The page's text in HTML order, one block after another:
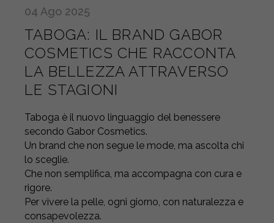
04 Ago 2025
TABOGA: IL BRAND GABOR
COSMETICS CHE RACCONTA
LA BELLEZZA ATTRAVERSO
LE STAGIONI
Taboga è il nuovo linguaggio del benessere
secondo Gabor Cosmetics.
Un brand che non segue le mode, ma ascolta chi
lo sceglie.
Che non semplifica, ma accompagna con cura e
rigore.
Per vivere la pelle, ogni giorno, con naturalezza e
consapevolezza.